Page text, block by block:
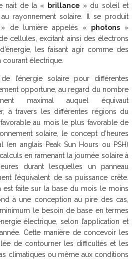
nait de la «
brillance » du soleil et
rayonnement solaire. Il se produit
» de lumière appelés « photons»
cellules, excitant ainsi des électrons
les faisant agir comme des
courant électrique.
l’énergie solaire pour différentes
opportune, au regard du nombre
maximal auquel équivaut
à travers les différentes régions du
au mois le plus favorable de
solaire, le concept d’heures
(en anglais Peak Sun Hours ou PSH)
en ramenant la journée solaire à
durant lesquelles un panneau
l’équivalent de sa puissance crête.
est faite sur la base du mois le moins
à une conception au pire des cas,
le besoin de base en termes
électrique, selon l’application et
Cette manière de concevoir les
de contourner les difficultés et les
climatiques ou même aux conditions